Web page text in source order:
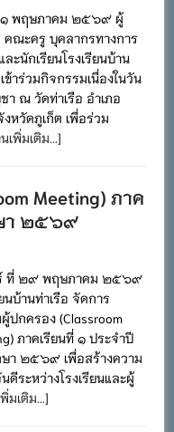
พฤษภาคม ๒๕๖๙ ผู้
คณะครู บุคลากรทางการ
ะนักเรียนโรงเรียนบ้าน
ข้าร่วมกิจกรรมเนื่องในวัน
า ณ วัดท่าเรือ อำเภอ
งหวัดภูเก็ต เพื่อร่วม
เพิ่มเติม...]
Meeting) ภาค
า ๒๕๖๙
ที่ ๒๙ พฤษภาคม ๒๕๖๙
นบ้านท่าเรือ จัดการ
ปกครอง (Classroom
ภาคเรียนที่ ๑ ประจำปี
า ๒๕๖๙ เพื่อสร้างความ
นดีระหว่างโรงเรียนและผู้
มเติม...]